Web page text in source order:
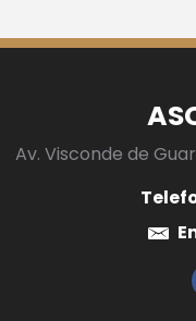
Av. Visconde de